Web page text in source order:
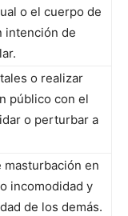
o el cuerpo de
intención de
o realizar
público con el
o perturbar a
masturbación en
incomodidad y
de los demás.